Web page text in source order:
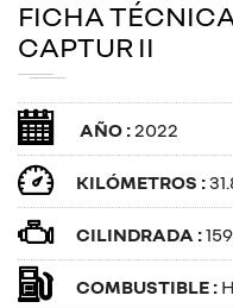
FICHA
CAPTUR II
AÑO :2022
KILÓMETROS :
CILINDRADA :
COMBUSTIBLE :